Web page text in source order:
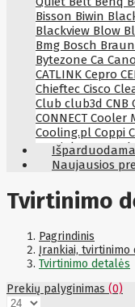
Bisson Biwin
Blackview Blow
Bmg Bosch Braun
Bytezone Ca
CATLINK Cepro
Chieftec Cisco
Club club3d CNB
CONNECT Cooler
Cooling.pl Coppi
CrucialCYBER
CyberpowerD-
Dahua DataCore
Defender
DicotaDIGITAL
DURABOOK
EagleriseEaton
EcovacsEdimax
EmuENDORFY
Išparduodama
Naujausios
Tvirtinimo
Pagrindinis
Įrankiai, tvirtinimo
Tvirtinimo detalės
Prekių palyginimas (0)